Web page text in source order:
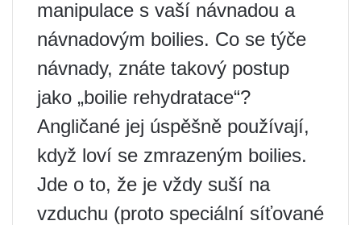
manipulace s vaší návnadou a
návnadovým boilies. Co se týče
návnady, znáte takový postup
jako „boilie rehydratace“?
Angličané jej úspěšně používají,
když loví se zmrazeným boilies.
Jde o to, že je vždy suší na
vzduchu (proto speciální síťované